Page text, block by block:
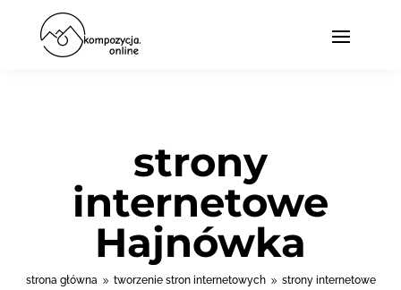
strony
internetowe
Hajnówka
strona główna 9 tworzenie stron internetowych 9 strony internetowe